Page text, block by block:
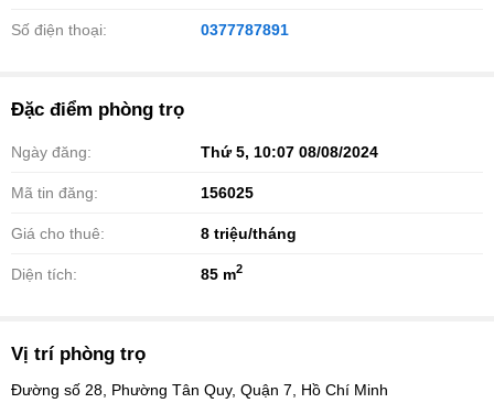
Số điện thoại: 0377787891
Đặc điểm phòng trọ
Ngày đăng: Thứ 5, 10:07 08/08/2024
Mã tin đăng: 156025
Giá cho thuê: 8 triệu/tháng
Diện tích: 85 m2
Vị trí phòng trọ
Đường số 28, Phường Tân Quy, Quận 7, Hồ Chí Minh